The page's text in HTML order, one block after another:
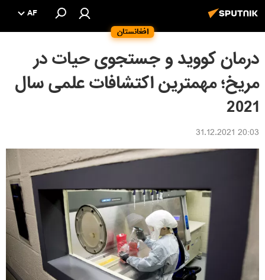
افغانستان
AF
درمان کووید و جستجوی حیات در
مریخ؛ مهمترین اکتشافات علمی سال
2021
20:03 31.12.2021